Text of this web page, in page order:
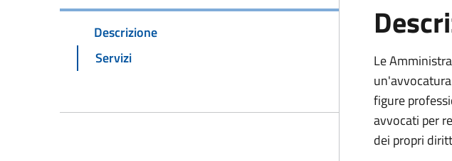
Descrizione
Servizi
Le
figure
avvocati per
dei propri